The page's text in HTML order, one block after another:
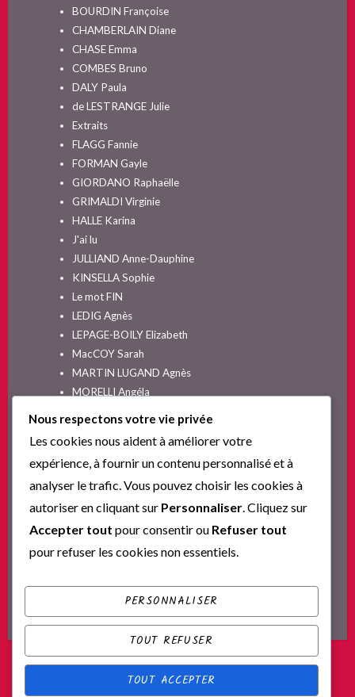
BOURDIN Françoise
CHAMBERLAIN Diane
CHASE Emma
COMBES Bruno
DALY Paula
de LESTRANGE Julie
Extraits
FLAGG Fannie
FORMAN Gayle
GIORDANO Raphaëlle
GRIMALDI Virginie
HALLE Karina
J'ai lu
JULLIAND Anne-Dauphine
KINSELLA Sophie
Le mot FIN
LEDIG Agnès
LEPAGE-BOILY Elizabeth
MacCOY Sarah
MARTIN LUGAND Agnès
MORELLI Angéla
NELSON SPIELMAN Lori
Non classé
PINGUILLY Yves
RIVA Alex
SESKIS Tina
SOLNON Jean-François
Nous respectons votre vie privée
Les cookies nous aident à améliorer votre
expérience, à fournir un contenu personnalisé et à
analyser le trafic. Vous pouvez choisir les cookies à
autoriser en cliquant sur Personnaliser . Cliquez sur
Accepter tout pour consentir ou Refuser tout
pour refuser les cookies non essentiels.
PERSONNALISER
TOUT REFUSER
TOUT ACCEPTER